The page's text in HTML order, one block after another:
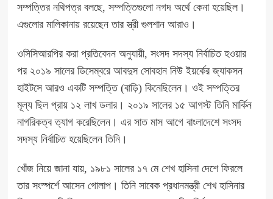
সম্পত্তির নথিপত্র বলছে, সম্পত্তিগুলো নগদ অর্থে কেনা হয়েছিল।
এগুলোর মালিকানায় রয়েছেন তার স্ত্রী গুলশান আরাও।
ওসিসিআরপির করা প্রতিবেদন অনুযায়ী, সংসদ সদস্য নির্বাচিত হওয়ার
পর ২০১৯ সালের ডিসেম্বরে আবদুস সোবহান নিউ ইয়র্কের জ্যাকসন
হাইটসে আরও একটি সম্পত্তি (বাড়ি) কিনেছিলেন। ওই সম্পত্তির
মূল্য ছিল প্রায় ১২ লাখ ডলার। ২০১৯ সালের ১৫ আগস্ট তিনি মার্কিন
নাগরিকত্ব ত্যাগ করেছিলেন। এর সাত মাস আগে বাংলাদেশে সংসদ
সদস্য নির্বাচিত হয়েছিলেন তিনি।
খোঁজ নিয়ে জানা যায়, ১৯৮১ সালের ১৭ মে শেখ হাসিনা দেশে ফিরলে
তার সংস্পর্শে আসেন গোলাপ। তিনি সাবেক প্রধানমন্ত্রী শেখ হাসিনার